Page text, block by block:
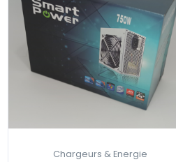
Chargeurs & Energie